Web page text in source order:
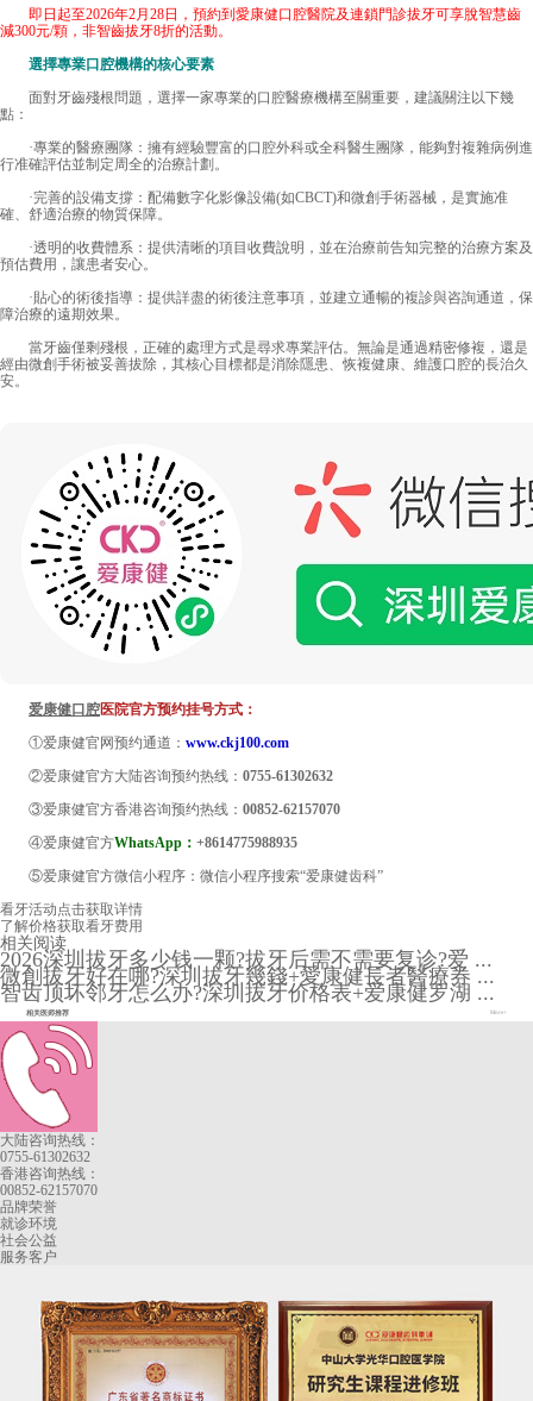
即日起至2026年2月28日，預約到愛康健口腔醫院及連鎖門診拔牙可享脫智慧齒
減300元/顆，非智齒拔牙8折的活動。
選擇專業口腔機構的核心要素
面對牙齒殘根問題，選擇一家專業的口腔醫療機構至關重要，建議關注以下幾
點：
·專業的醫療團隊：擁有經驗豐富的口腔外科或全科醫生團隊，能夠對複雜病例進
行准確評估並制定周全的治療計劃。
·完善的設備支撐：配備數字化影像設備(如CBCT)和微創手術器械，是實施准
確、舒適治療的物質保障。
·透明的收費體系：提供清晰的項目收費說明，並在治療前告知完整的治療方案及
預估費用，讓患者安心。
·貼心的術後指導：提供詳盡的術後注意事項，並建立通暢的複診與咨詢通道，保
障治療的遠期效果。
當牙齒僅剩殘根，正確的處理方式是尋求專業評估。無論是通過精密修複，還是
經由微創手術被妥善拔除，其核心目標都是消除隱患、恢複健康、維護口腔的長治久
安。
爱康健口腔医院官方预约挂号方式：
①爱康健官网预约通道： www.ckj100.com
②爱康健官方大陆咨询预约热线： 0755-61302632
③爱康健官方香港咨询预约热线： 00852-62157070
④爱康健官方WhatsApp： +8614775988935
⑤爱康健官方微信小程序：微信小程序搜索“爱康健齿科”
看牙活动点击获取详情
了解价格获取看牙费用
相关阅读
2026深圳拔牙多少钱一颗?拔牙后需不需要复诊?爱 ...
微創拔牙好在哪?深圳拔牙幾錢+愛康健長者醫療券 ...
智齿顶坏邻牙怎么办?深圳拔牙价格表+爱康健罗湖 ...
相关医师推荐 More+
大陆咨询热线：
0755-61302632
香港咨询热线：
00852-62157070
品牌荣誉
就诊环境
社会公益
服务客户